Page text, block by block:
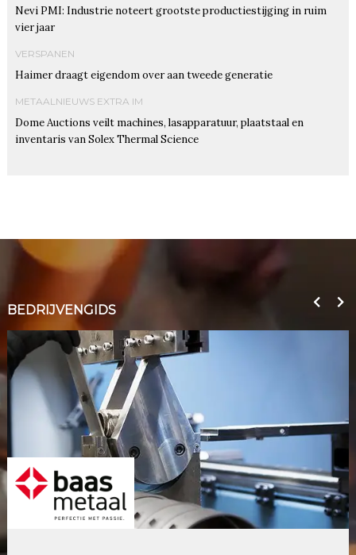
Nevi PMI: Industrie noteert grootste productiestijging in ruim
vier jaar
VERSPANEN
Haimer draagt eigendom over aan tweede generatie
METAALNIEUWS EXTRA IM
Dome Auctions veilt machines, lasapparatuur, plaatstaal en
inventaris van Solex Thermal Science
BEDRIJVENGIDS